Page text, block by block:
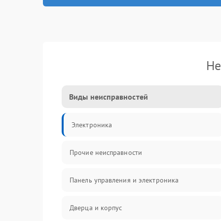
Виды неисправностей
Электроника
Прочие неисправности
Панель управления и электроника
Дверца и корпус